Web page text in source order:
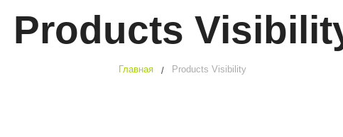
МАСЛА
МУКА
ПРОДУКТЫ ИЗ КОКОСА
МОЙ
Products
Главная Products Visibility